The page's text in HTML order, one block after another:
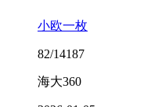
小欧一枚
82/14187
海大360